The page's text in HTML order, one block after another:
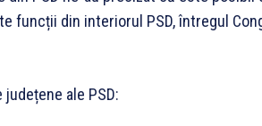
funcții din interiorul PSD, întregul
ale PSD: